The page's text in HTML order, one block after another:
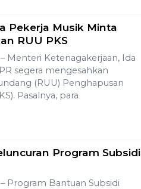
Pekerja Musik Minta
RUU PKS
Menteri Ketenagakerjaan, Ida
segera mengesahkan
(RUU) Penghapusan
Pasalnya, para
Program Subsidi
Program Bantuan Subsidi